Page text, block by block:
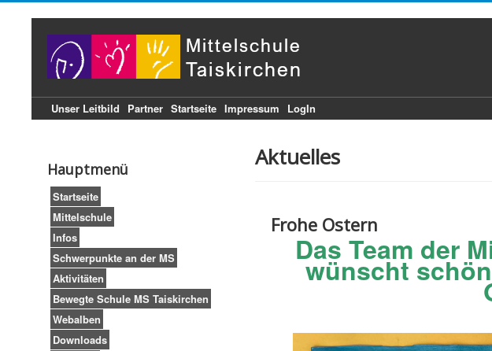
Unser Leitbild Partner Startseite Impressum LogIn
Hauptmenü
Startseite
Mittelschule
Infos
Schwerpunkte an der MS
Aktivitäten
Bewegte Schule MS Taiskirchen
Webalben
Downloads
Aktuelles
Frohe Ostern
Das Team der
wünscht